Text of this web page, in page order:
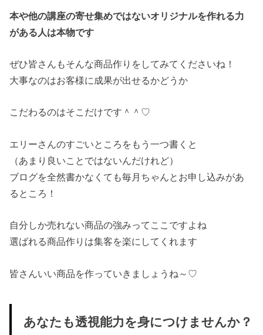
本や他の講座の寄せ集めではないオリジナルを作れる力
がある人は本物です
ぜひ皆さんもそんな商品作りをしてみてくださいね！
大事なのはお客様に成果が出せるかどうか
こだわるのはそこだけです＾＾♡
エリーさんのすごいところをもう一つ書くと
（あまり良いことではないんだけれど）
ブログを全然書かなくても毎月ちゃんとお申し込みがあ
るところ！
自分しか売れない商品の強みってここですよね
選ばれる商品作りは集客を楽にしてくれます
皆さんいい商品を作っていきましょうね～♡
あなたも透視能力を身につけませんか？